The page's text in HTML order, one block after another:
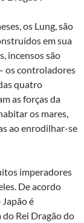
os Lung, são
em sua
incensos são
os controladores
quatro
as forças da
os mares,
ao enrodilhar-se
imperadores
De acordo
é
Rei Dragão do